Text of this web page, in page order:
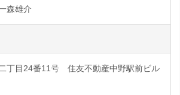
森雄介
丁目24番11号 住友不動産中野駅前ビル